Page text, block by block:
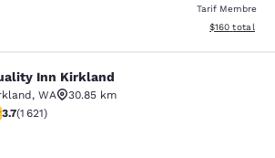
Tarif Membre
Afficher les
$160 total
Kirkland
Inn Kirkland
, WA
30.85 km
étoiles. Bien. 1621 commentaires
3.7(1 621)